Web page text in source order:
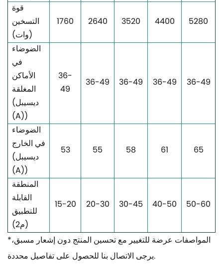
قوة
التسخين
(وات)
1760 2640 3520 4400 5280
الضوضاء
في
الأماكن
المغلقة
(ديسيبل
(A))
36-
49
36-49 36-49 36-49 36-49
الضوضاء
في الخارج
(ديسيبل
(A))
53 55 58 61 65
المنطقة
القابلة
للتطبيق
(م2
)
15-20 20-30 30-45 40-50 50-60
*المواصفات عرضة للتغيير مع تحسين المنتج دون إشعار مسبق،
يرجى الاتصال بنا للحصول على تفاصيل محددة.